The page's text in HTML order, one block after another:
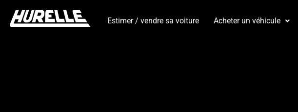
Estimer / vendre sa voiture Acheter un véhicule